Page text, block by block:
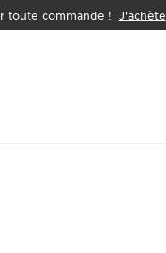
toute commande ! J'achète